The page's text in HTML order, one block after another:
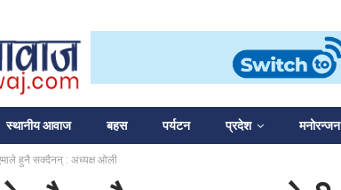
स्थानीय आवाज बहस पर्यटन प्रदेश मनोरन्जन
हुनै सक्दैनन् : अध्यक्ष ओली